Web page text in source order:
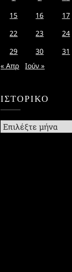
15
16 17
22
23 24
29
30
31
« Απρ
Ιούν »
ΙΣΤΟΡΙΚΌ
Ιστορικό